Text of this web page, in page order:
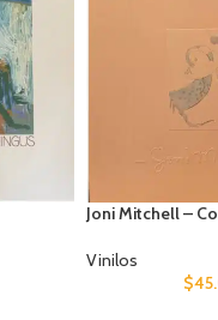
Joni Mitchell –
Vinilos
$